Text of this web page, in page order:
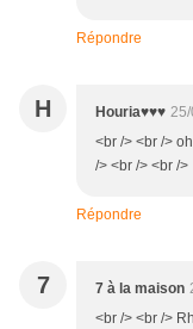
Répondre
H Houria♥♥♥
<br /> <br />
/> <br /> <br />
Répondre
7 7 à la maison
<br /> <br />